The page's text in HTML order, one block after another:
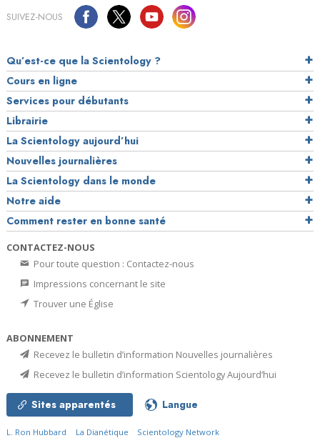
SUIVEZ-NOUS
Qu’est-ce que la Scientology ?
Cours en ligne
Services pour débutants
Librairie
La Scientology aujourd’hui
Nouvelles journalières
La Scientology dans le monde
Notre aide
Comment rester en bonne santé
CONTACTEZ-NOUS
Pour toute question : Contactez-nous
Impressions concernant le site
Trouver une Église
ABONNEMENT
Recevez le bulletin d’information Nouvelles journalières
Recevez le bulletin d’information Scientology Aujourd’hui
Sites apparentés Langue
L. Ron Hubbard La Dianétique Scientology Network